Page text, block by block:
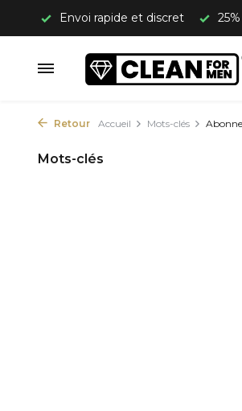
Envoi rapide et discret
Retour Accueil Mots-clés
Mots-clés